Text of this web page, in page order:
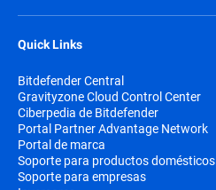
Quick Links
Bitdefender Central
Gravityzone Cloud Control Center
Ciberpedia de Bitdefender
Portal Partner Advantage Network
Portal de marca
Soporte para productos domésticos
Soporte para empresas